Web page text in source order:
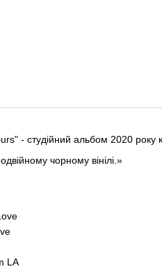
- студійний альбом 2020 року
чорному вінілі.»
LA